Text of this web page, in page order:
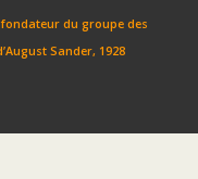
du groupe des
Sander, 1928